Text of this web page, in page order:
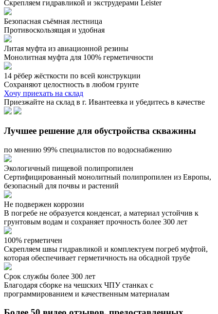
Скрепляем гидравликой и экструдерами Leister
Безопасная съёмная лестница
Противоскользящая и удобная
Литая муфта из авиационной резины
Монолитная муфта для 100% герметичности
14 рёбер жёсткости по всей конструкции
Сохраняют целостность в любом грунте
Хочу приехать на склад
Приезжайте на склад в г. Ивантеевка и убедитесь в качестве
Лучшее решение для обустройства скважины
по мнению 99% специалистов по водоснабжению
Экологичный пищевой полипропилен
Сертифицированный монолитный полипропилен из Европы,
безопасный для почвы и растений
Не подвержен коррозии
В погребе не образуется конденсат, а материал устойчив к
грунтовым водам и сохраняет прочность более 300 лет
100% герметичен
Скрепляем швы гидравликой и комплектуем погреб муфтой,
которая обеспечивает герметичность на обсадной трубе
Срок службы более 300 лет
Благодаря сборке на чешских ЧПУ станках с
программированием и качественным материалам